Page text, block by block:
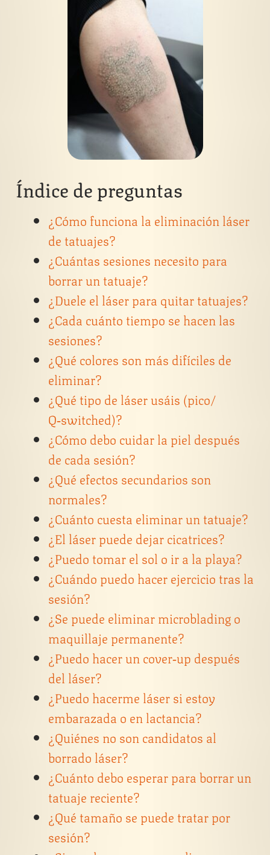
Índice de preguntas
¿Cómo funciona la eliminación láser
de tatuajes?
¿Cuántas sesiones necesito para
borrar un tatuaje?
¿Duele el láser para quitar tatuajes?
¿Cada cuánto tiempo se hacen las
sesiones?
¿Qué colores son más difíciles de
eliminar?
¿Qué tipo de láser usáis (pico/
Q‑switched)?
¿Cómo debo cuidar la piel después
de cada sesión?
¿Qué efectos secundarios son
normales?
¿Cuánto cuesta eliminar un tatuaje?
¿El láser puede dejar cicatrices?
¿Puedo tomar el sol o ir a la playa?
¿Cuándo puedo hacer ejercicio tras la
sesión?
¿Se puede eliminar microblading o
maquillaje permanente?
¿Puedo hacer un cover‑up después
del láser?
¿Puedo hacerme láser si estoy
embarazada o en lactancia?
¿Quiénes no son candidatos al
borrado láser?
¿Cuánto debo esperar para borrar un
tatuaje reciente?
¿Qué tamaño se puede tratar por
sesión?